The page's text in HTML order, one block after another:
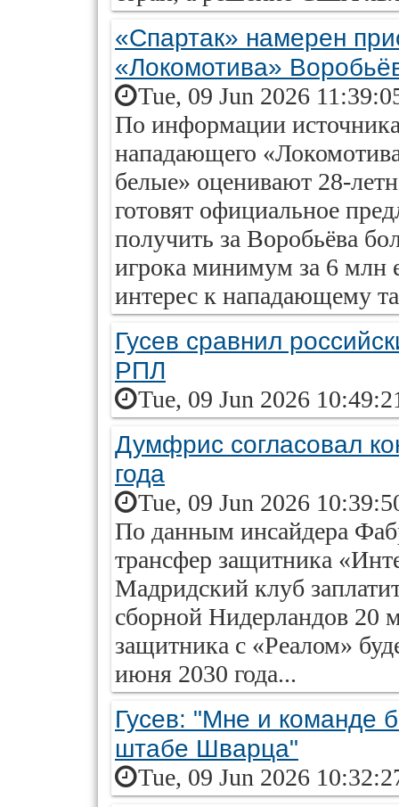
«Спартак» намерен
«Локомотива»
Tue, 09 Jun 2026
По информации
нападающего
белые» оценивают 28-
готовят официальное
получить за Воробьёва
игрока минимум за 6 млн
интерес к нападающему
Гусев сравнил
РПЛ
Tue, 09 Jun 2026
Думфрис согласовал
года
Tue, 09 Jun 2026
По данным инсайдера
трансфер защитника
Мадридский клуб
сборной Нидерландов 20
защитника с «Реалом»
июня 2030 года...
Гусев: "Мне и команде
штабе Шварца"
Tue, 09 Jun 2026